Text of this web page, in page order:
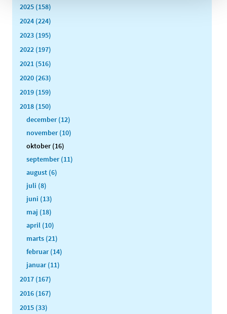
2025 (158)
2024 (224)
2023 (195)
2022 (197)
2021 (516)
2020 (263)
2019 (159)
2018 (150)
december (12)
november (10)
oktober (16)
september (11)
august (6)
juli (8)
juni (13)
maj (18)
april (10)
marts (21)
februar (14)
januar (11)
2017 (167)
2016 (167)
2015 (33)